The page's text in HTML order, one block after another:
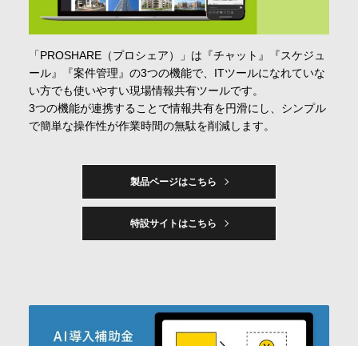
「PROSHARE（プロシェア）」は『チャット』『スケジュ
ール』『案件管理』の3つの機能で、ITツールになれていな
い方でも使いやすい現場情報共有ツールです。
3つの機能が連携することで情報共有を円滑にし、シンプル
で簡単な操作性が作業時間の無駄を削減します。
製品ページはこちら
特設サイトはこちら